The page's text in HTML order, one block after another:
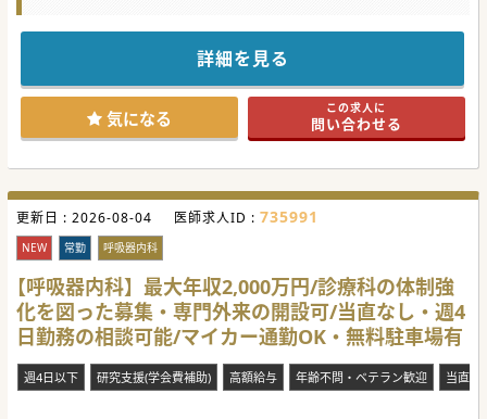
■交野市唯一の病院として誕生し、その後も市内で唯一の外
科系を有する病院として地域医療を支えている病院です。
■老人保健施設でのデイサービスやショートステイ、人工透
析室、外来化学療法室の設置など、高齢者やがん患者のニー
ズにも対応しています。
■過去10年の間に、救急科の新設や脊椎脊髄外科センターの
移設を行う等、救急医療体制の強化にも取り組んでおられま
す。
【職場環境と雰囲気】
■週4日勤務から応募ができ、平日の勤務時間は17:30までの
ため、日勤帯のみで無理なく長く働き続けられます。
■最寄駅から徒歩約8分と近く、駐車場完備でマイカー通勤
も可能（ガソリン代支給）なため、日々の通勤が非常に快適
です。
■日・祝のお休みに加えて、3日間のリフレッシュ休暇や5日
間の年末年始休暇があり、有給休暇も入職初日から10日間付
与されます。
【具体的な業務内容】
■外来は週2〜3コマを担当し、感染症や生活習慣病など内科
■病棟管理は一般病棟で主治医制をとり、外来と同様の疾患
を持つ患者様を常時5〜10名程度、じっくりと担当していた
詳細を見る
気になる この求人に
問い合わせる
更新日 : 2026-08-04 医師求人ID : 735991
NEW 常勤 呼吸器内科
【呼吸器内科】最大年収2,000万円/診療科の体制強
化を図った募集・専門外来の開設可/当直なし・週4
日勤務の相談可能/マイカー通勤OK・無料駐車場有
週4日以下 研究支援(学会費補助) 高額給与 年齢不問・ベテラン歓迎 当直な